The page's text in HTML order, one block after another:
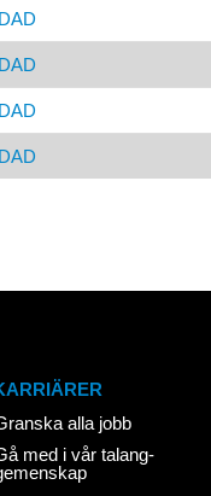
alla jobb
med i vår talang-